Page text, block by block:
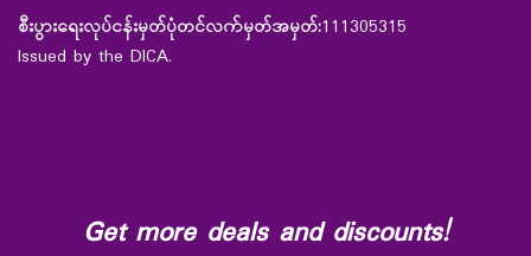
စီးပွားရေးလုပ်ငန်းမှတ်ပုံတင်လက်မှတ်အမှတ်:111305315
Issued by the DICA.
Get more deals and discounts!